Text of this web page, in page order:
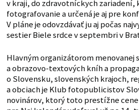
v kraji, do zdravotníckych zariadení,
fotografovanie a určená je aj pre
V pláne je odovzdávať ju aj počas
sestier Biele srdce v septembri v
Hlavným organizátorom menovanej
a obrazovo-textových kníh a
o Slovensku, slovenských krajoch,
a obciach je Klub fotopublicistov
novinárov, ktorý toto prestížne